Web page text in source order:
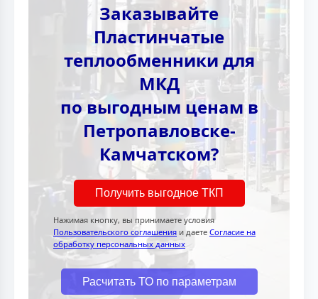
Заказывайте
Пластинчатые
теплообменники для
МКД
по выгодным ценам в
Петропавловске-
Камчатском?
Получить выгодное ТКП
Нажимая кнопку, вы принимаете условия
Пользовательского соглашения и даете Согласие на
обработку персональных данных
Расчитать ТО по параметрам